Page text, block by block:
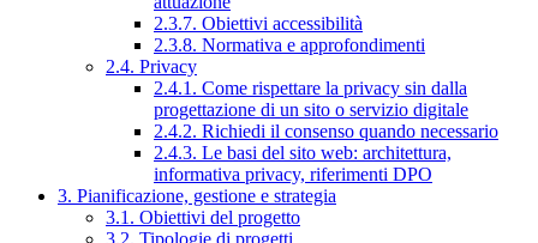
2.3.7. Obiettivi accessibilità
2.3.8. Normativa e approfondimenti
2.4. Privacy
2.4.1. Come rispettare la privacy sin dalla
progettazione di un sito o servizio digitale
2.4.2. Richiedi il consenso quando necessario
2.4.3. Le basi del sito web: architettura,
informativa privacy, riferimenti DPO
3. Pianificazione, gestione e strategia
3.1. Obiettivi del progetto
3.2. Tipologie di progetti